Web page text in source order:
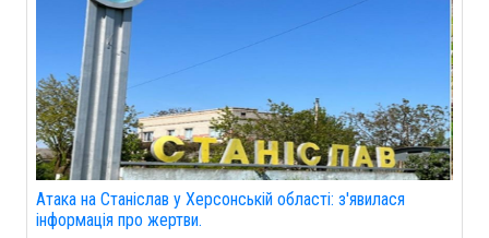
Атака на Станіслав у Херсонській області: з'явилася
інформація про жертви.